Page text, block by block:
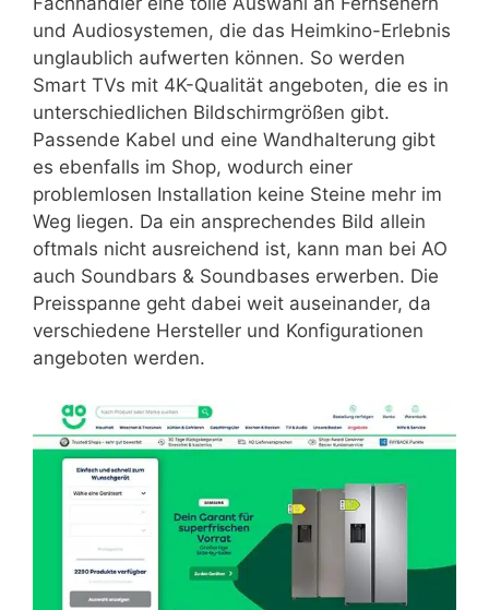
und Audiosystemen, die das Heimkino-Erlebnis
unglaublich aufwerten können. So werden
Smart TVs mit 4K-Qualität angeboten, die es in
unterschiedlichen Bildschirmgrößen gibt.
Passende Kabel und eine Wandhalterung gibt
es ebenfalls im Shop, wodurch einer
problemlosen Installation keine Steine mehr im
Weg liegen. Da ein ansprechendes Bild allein
oftmals nicht ausreichend ist, kann man bei AO
auch Soundbars & Soundbases erwerben. Die
Preisspanne geht dabei weit auseinander, da
verschiedene Hersteller und Konfigurationen
angeboten werden.